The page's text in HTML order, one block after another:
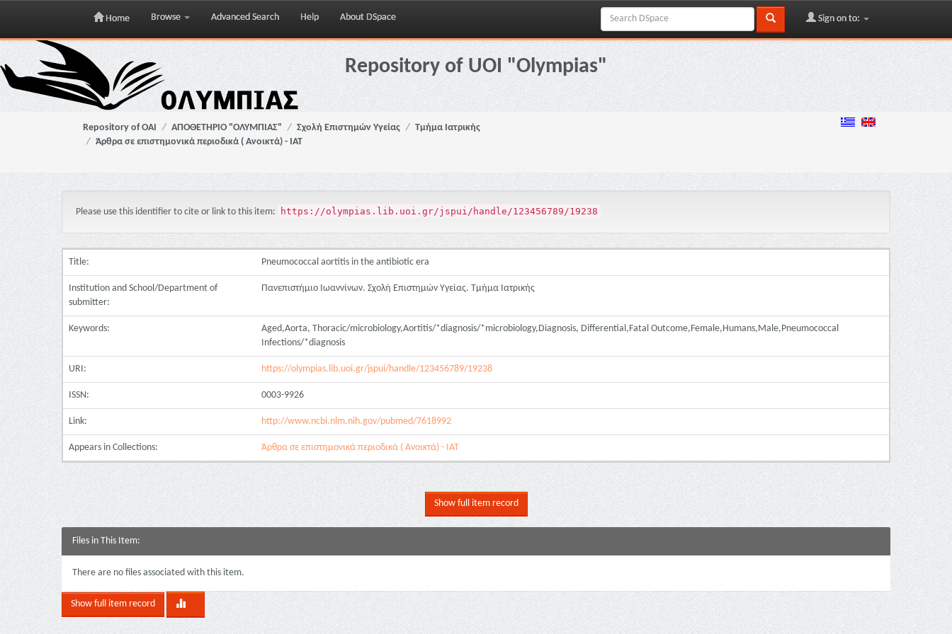
Skip
navigation
Home Browse Advanced Search Help About DSpace Sign on to:
Repository of UOI "Olympias"
Repository of OAI ΑΠΟΘΕΤΗΡΙΟ "ΟΛΥΜΠΙΑΣ" Σχολή Επιστημών Υγείας
Τμήμα Ιατρικής
Άρθρα σε επιστημονικά περιοδικά ( Ανοικτά) - ΙΑΤ
Please use this identifier to cite or link to this item: https://olympias.lib.uoi.gr/jspui/handle/123456789/19238
Title: Pneumococcal aortitis in the antibiotic era
Institution and School/Department of
submitter:
Πανεπιστήμιο Ιωαννίνων. Σχολή Επιστημών Υγείας. Τμήμα Ιατρικής
Keywords:
Aged,Aorta, Thoracic/microbiology,Aortitis/*diagnosis/*microbiology,Diagnosis, Differential,Fatal Outcome,Female,Humans,Male,Pneumococcal
Infections/*diagnosis
URI: https://olympias.lib.uoi.gr/jspui/handle/123456789/19238
ISSN: 0003-9926
Link: http://www.ncbi.nlm.nih.gov/pubmed/7618992
Appears in Collections: Άρθρα σε επιστημονικά περιοδικά ( Ανοικτά) - ΙΑΤ
Show full item record
Files in This Item:
There are no files associated with this item.
Show full item record